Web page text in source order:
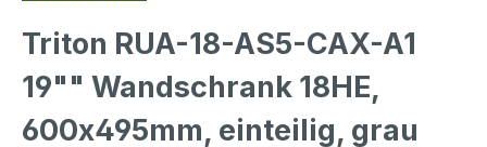
Triton RUA-18-AS5-CAX-A1
19"" Wandschrank 18HE,
600x495mm, einteilig, grau